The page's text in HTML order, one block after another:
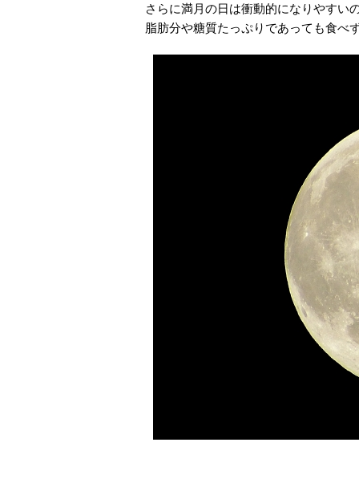
さらに満月の日は衝動的になりやすい
脂肪分や糖質たっぷりであっても食べ